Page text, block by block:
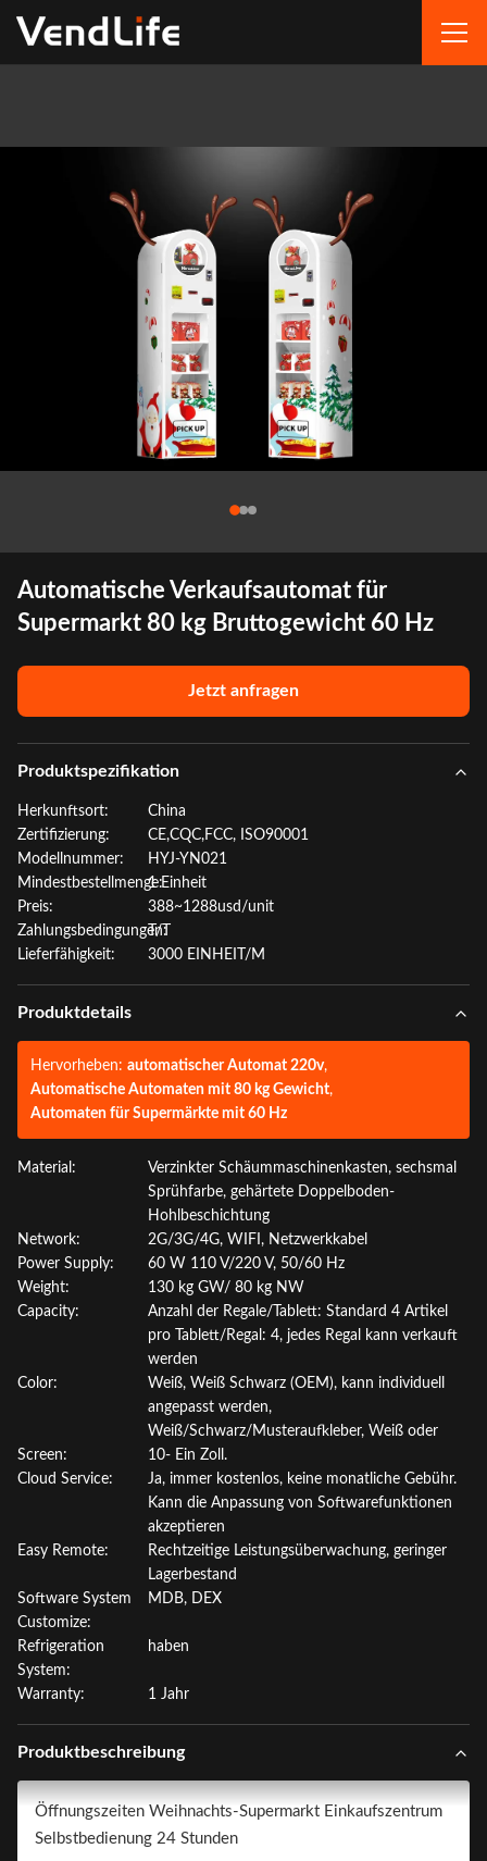
Automatische Verkaufsautomat für
Supermarkt 80 kg Bruttogewicht 60 Hz
Jetzt anfragen
Produktspezifikation
Herkunftsort:
China
Zertifizierung:
CE,CQC,FCC, ISO90001
Modellnummer:
HYJ-YN021
Mindestbestellmenge:1 Einheit
Preis:
388~1288usd/unit
Zahlungsbedingungen:
T/T
Lieferfähigkeit:
3000 EINHEIT/M
Produktdetails
Hervorheben: automatischer Automat 220v,
Automatische Automaten mit 80 kg Gewicht,
Automaten für Supermärkte mit 60 Hz
Material:
Verzinkter Schäummaschinenkasten, sechsmal
Sprühfarbe, gehärtete Doppelboden-
Hohlbeschichtung
Network:
2G/3G/4G, WIFI, Netzwerkkabel
Power Supply:
60 W 110 V/220 V, 50/60 Hz
Weight:
130 kg GW/ 80 kg NW
Capacity:
Anzahl der Regale/Tablett: Standard 4 Artikel
pro Tablett/Regal: 4, jedes Regal kann verkauft
werden
Color:
Weiß, Weiß Schwarz (OEM), kann individuell
angepasst werden,
Weiß/Schwarz/Musteraufkleber, Weiß oder
Screen:
10- Ein Zoll.
Cloud Service:
Ja, immer kostenlos, keine monatliche Gebühr.
Kann die Anpassung von Softwarefunktionen
akzeptieren
Easy Remote:
Rechtzeitige Leistungsüberwachung, geringer
Lagerbestand
Software System
Customize:
MDB, DEX
Refrigeration
System:
haben
Warranty: 1 Jahr
Produktbeschreibung
Öffnungszeiten Weihnachts-Supermarkt Einkaufszentrum
Selbstbedienung 24 Stunden